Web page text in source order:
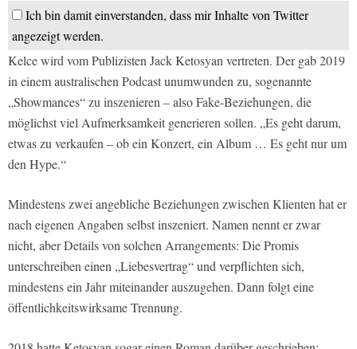
Ich bin damit einverstanden, dass mir Inhalte von Twitter
angezeigt werden.
Kelce wird vom Publizisten Jack Ketosyan vertreten. Der gab 2019
in einem australischen Podcast unumwunden zu, sogenannte
„Showmances“ zu inszenieren – also Fake-Beziehungen, die
möglichst viel Aufmerksamkeit generieren sollen. „Es geht darum,
etwas zu verkaufen – ob ein Konzert, ein Album … Es geht nur um
den Hype.“
Mindestens zwei angebliche Beziehungen zwischen Klienten hat er
nach eigenen Angaben selbst inszeniert. Namen nennt er zwar
nicht, aber Details von solchen Arrangements: Die Promis
unterschreiben einen „Liebesvertrag“ und verpflichten sich,
mindestens ein Jahr miteinander auszugehen. Dann folgt eine
öffentlichkeitswirksame Trennung.